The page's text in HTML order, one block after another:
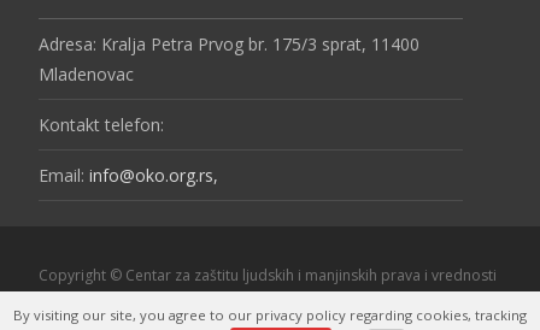
Adresa: Kralja Petra Prvog br. 175/3 sprat, 11400
Mladenovac
Kontakt telefon:
Email: info@oko.org.rs,
Copyright © Centar za zaštitu ljudskih i manjinskih prava i vrednosti
By visiting our site, you agree to our privacy policy regarding cookies, tracking